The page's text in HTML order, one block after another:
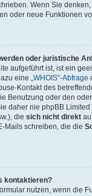
Wenn Sie
oder neue Funktionen
oder juristische
aufgeführt ist, ist ein
eine „WHOIS“-Abfrage
Kontakt des
Benutzung oder den
daher nie phpBB
die sich nicht direkt
Mails schreiben, die die
kontaktieren?
nutzen, wenn die